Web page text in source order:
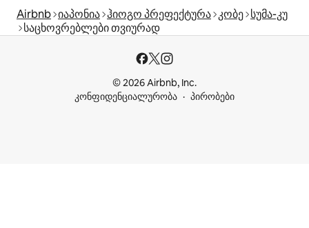
Airbnb იაპონია ჰიოგო პრეფექტურა კობე სუმა-კუ
საცხოვრებლები თვიურად
© 2026 Airbnb, Inc.
კონფიდენციალურობა
პირობები